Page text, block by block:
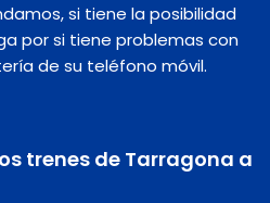
si tiene la posibilidad
por si tiene problemas con
de su teléfono móvil.
trenes de Tarragona a